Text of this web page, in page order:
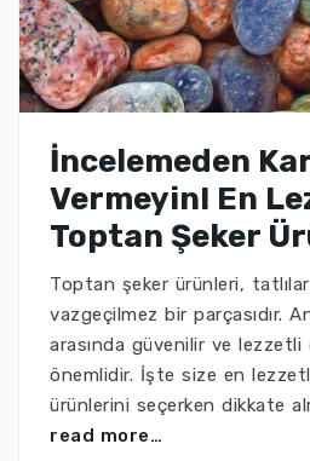
İncelemeden
Vermeyin! En
Toptan Şeker
Toptan şeker ürünleri, tatlılar
vazgeçilmez bir parçasıdır.
arasında güvenilir ve lezzetli
önemlidir. İşte size en
ürünlerini seçerken dikkate
read more…